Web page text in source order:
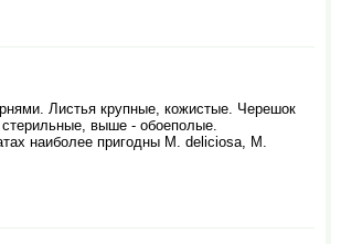
Листья крупные, кожистые. Черешок
стерильные, выше - обоеполые.
наиболее пригодны М. deliciosa, М.